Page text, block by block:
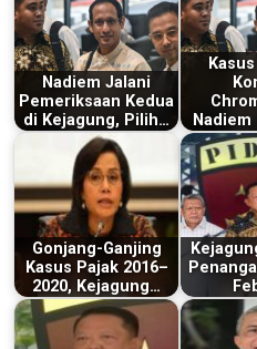
Nadiem Jalani
Pemeriksaan Kedua
di Kejagung, Pilih…
Gonjang-Ganjing
Kasus Pajak 2016–
2020, Kejagung…